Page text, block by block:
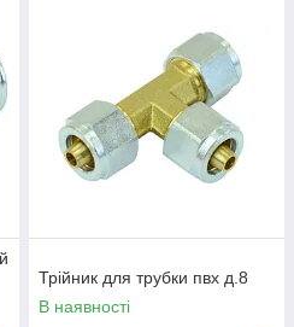
Трійник для трубки пвх д.8
В наявності